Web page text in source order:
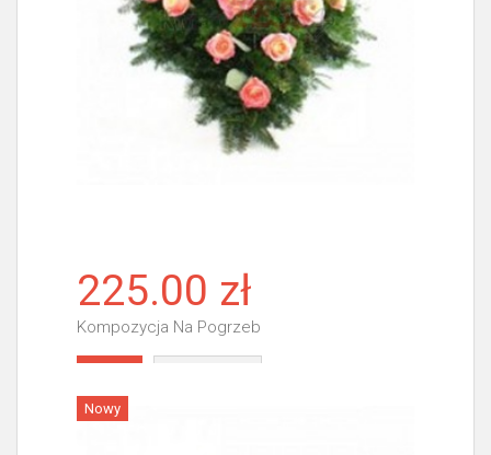
225.00 zł
Kompozycja Na Pogrzeb
Nowy